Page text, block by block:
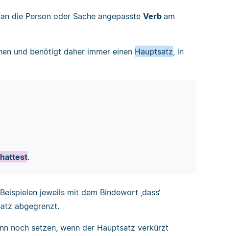
die Person oder Sache angepasste Verb am
und benötigt daher immer einen Hauptsatz , in
hattest.
jeweils mit dem Bindewort ‚dass‘
abgegrenzt.
noch setzen, wenn der Hauptsatz verkürzt